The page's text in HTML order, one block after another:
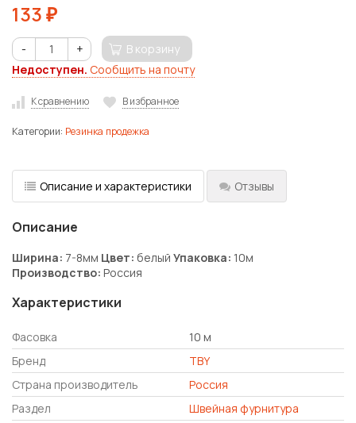
133 ₽
- +
В корзину
Недоступен. Сообщить на почту
К сравнению В избранное
Категории: Резинка продежка
Описание и характеристики Отзывы
Описание
Ширина: 7-8мм Цвет: белый Упаковка: 10м
Производство: Россия
Характеристики
Фасовка
10 м
Бренд
TBY
Страна производитель
Россия
Раздел
Швейная фурнитура